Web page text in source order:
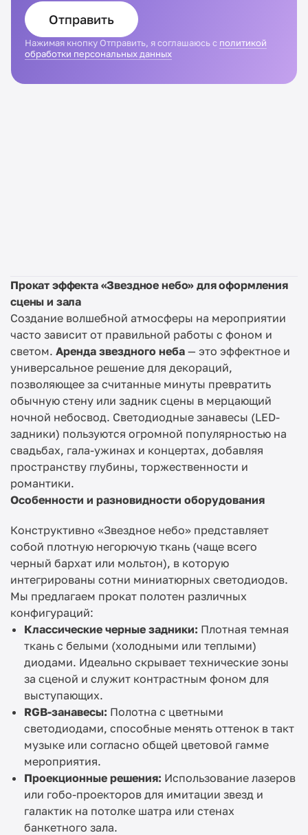
Отправить
Нажимая кнопку Отправить, я соглашаюсь с политикой
обработки персональных данных
Прокат эффекта «Звездное небо» для оформления
сцены и зала
Создание волшебной атмосферы на мероприятии
часто зависит от правильной работы с фоном и
светом. Аренда звездного неба — это эффектное и
универсальное решение для декораций,
позволяющее за считанные минуты превратить
обычную стену или задник сцены в мерцающий
ночной небосвод. Светодиодные занавесы (LED-
задники) пользуются огромной популярностью на
свадьбах, гала-ужинах и концертах, добавляя
пространству глубины, торжественности и
романтики.
Особенности и разновидности оборудования
Конструктивно «Звездное небо» представляет
собой плотную негорючую ткань (чаще всего
черный бархат или мольтон), в которую
интегрированы сотни миниатюрных светодиодов.
Мы предлагаем прокат полотен различных
конфигураций:
Классические черные задники: Плотная темная
ткань с белыми (холодными или теплыми)
диодами. Идеально скрывает технические зоны
за сценой и служит контрастным фоном для
выступающих.
RGB-занавесы: Полотна с цветными
светодиодами, способные менять оттенок в такт
музыке или согласно общей цветовой гамме
мероприятия.
Проекционные решения: Использование лазеров
или гобо-проекторов для имитации звезд и
галактик на потолке шатра или стенах
банкетного зала.